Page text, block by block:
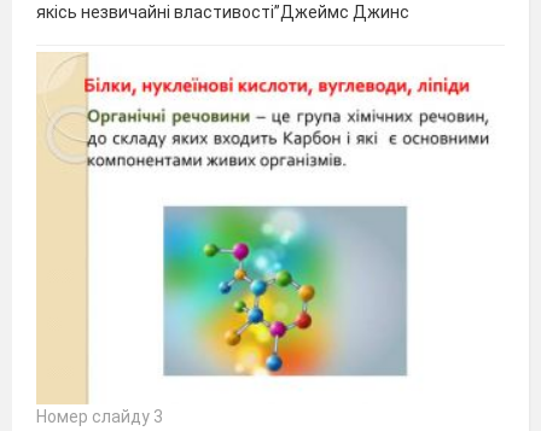
якісь незвичайні властивості”Джеймс Джинс
Номер слайду 3